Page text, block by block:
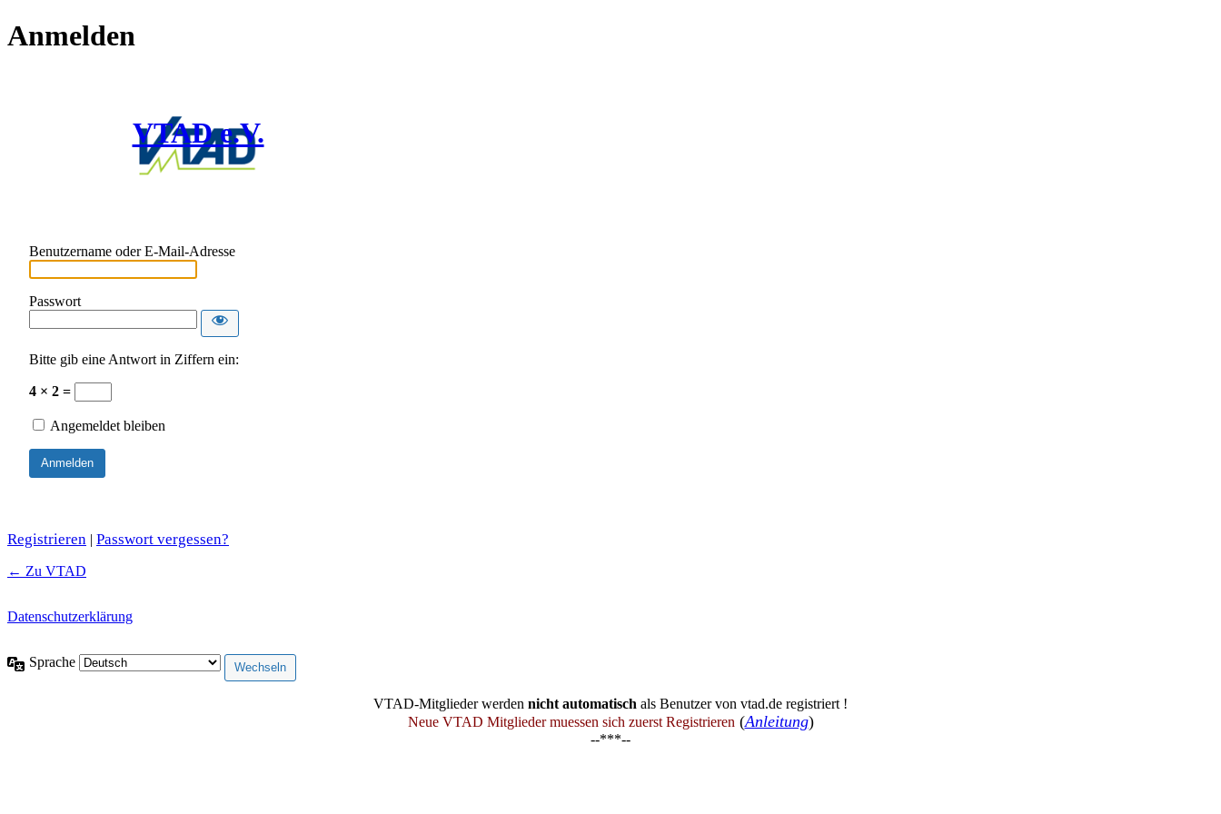
Anmelden
VTAD e.V.
Benutzername oder E-Mail-Adresse
Passwort
Bitte gib eine Antwort in Ziffern ein:
4 × 2 =
Angemeldet bleiben
Registrieren | Passwort vergessen?
← Zu VTAD
Datenschutzerklärung
Sprache
VTAD-Mitglieder werden nicht automatisch als Benutzer von vtad.de registriert !
Neue VTAD Mitglieder muessen sich zuerst Registrieren(Anleitung)
--***--